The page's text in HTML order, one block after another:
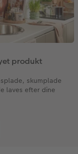
produkt
skumplade
laves efter dine